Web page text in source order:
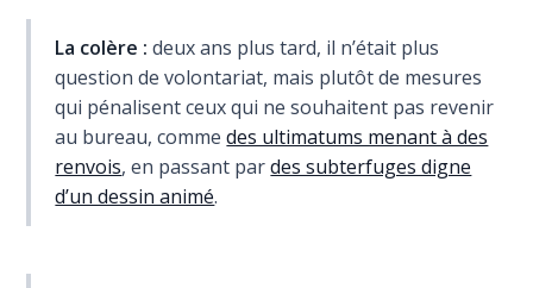
La colère : deux ans plus tard, il n’était plus
question de volontariat, mais plutôt de mesures
qui pénalisent ceux qui ne souhaitent pas revenir
au bureau, commedes ultimatums menant à des
renvois, en passant pardes subterfuges digne
d’un dessin animé.